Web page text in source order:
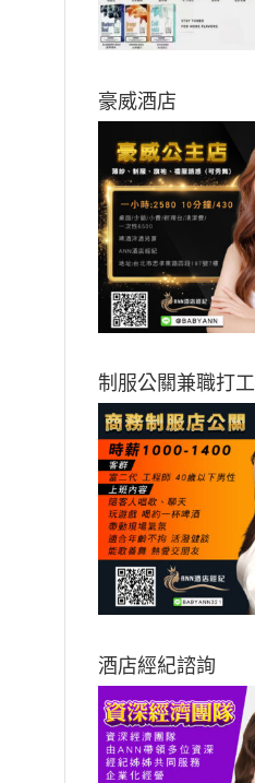
豪威酒店
制服公關兼職打工
酒店經紀諮詢